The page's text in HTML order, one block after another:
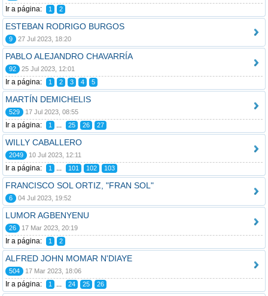
Ir a página: 1 2
ESTEBAN RODRIGO BURGOS
9 27 Jul 2023, 18:20
PABLO ALEJANDRO CHAVARRÍA
92 25 Jul 2023, 12:01
Ir a página: 1 2 3 4 5
MARTÍN DEMICHELIS
529 17 Jul 2023, 08:55
Ir a página: 1 ... 25 26 27
WILLY CABALLERO
2049 10 Jul 2023, 12:11
Ir a página: 1 ... 101 102 103
FRANCISCO SOL ORTIZ, "FRAN SOL"
6 04 Jul 2023, 19:52
LUMOR AGBENYENU
26 17 Mar 2023, 20:19
Ir a página: 1 2
ALFRED JOHN MOMAR N'DIAYE
504 17 Mar 2023, 18:06
Ir a página: 1 ... 24 25 26